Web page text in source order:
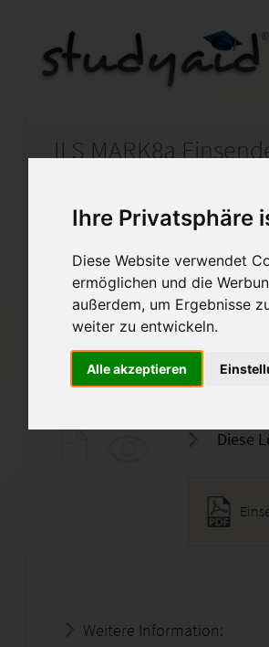
Ihre Privatsphäre
Diese Website verwendet
ermöglichen und die
außerdem, um Ergebnisse
weiter zu entwickeln.
Alle akzeptieren
Auf StudyAid.de
Startseite Marketing
ILS
2,0
auf
2017
Diese
Weitere Information: